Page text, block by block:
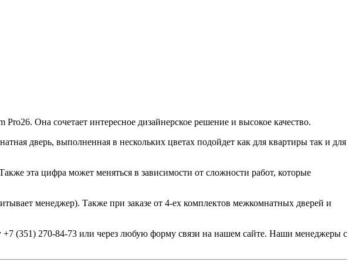
Она сочетает интересное дизайнерское решение и высокое качество.
дверь, выполненная в нескольких цветах подойдет как для квартиры так и для
эта цифра может меняться в зависимости от сложности работ, которые
менеджер). Также при заказе от 4-ех комплектов межкомнатных дверей и
(351) 270-84-73 или через любую форму связи на нашем сайте. Наши менеджеры с